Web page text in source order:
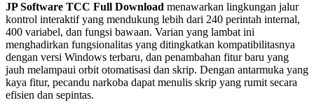
JP Software TCC Full Download menawarkan lingkungan jalur
kontrol interaktif yang mendukung lebih dari 240 perintah internal,
400 variabel, dan fungsi bawaan. Varian yang lambat ini
menghadirkan fungsionalitas yang ditingkatkan kompatibilitasnya
dengan versi Windows terbaru, dan penambahan fitur baru yang
jauh melampaui orbit otomatisasi dan skrip. Dengan antarmuka yang
kaya fitur, pecandu narkoba dapat menulis skrip yang rumit secara
efisien dan sepintas.